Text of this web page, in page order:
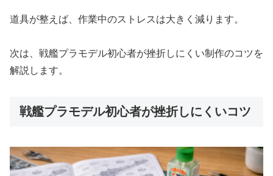
道具が整えば、作業中のストレスは大きく減ります。
次は、戦艦プラモデル初心者が挫折しにくい制作のコツを
解説します。
戦艦プラモデル初心者が挫折しにくいコツ